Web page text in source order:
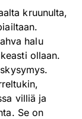
kruunulta,
halu
ollaan.
villiä ja
Se on